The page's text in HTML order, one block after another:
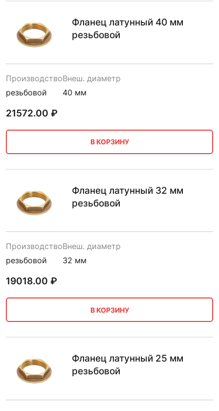
Фланец латунный 40 мм
резьбовой
Производство
резьбовой
Внеш. диаметр
40 мм
21572.00 ₽
В КОРЗИНУ
Фланец латунный 32 мм
резьбовой
Производство
резьбовой
Внеш. диаметр
32 мм
19018.00 ₽
В КОРЗИНУ
Фланец латунный 25 мм
резьбовой